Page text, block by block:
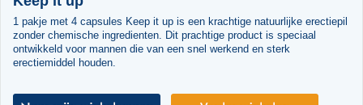
1 pakje met 4 capsules Keep it up is een krachtige natuurlijke erectiepil
zonder chemische ingredienten. Dit prachtige product is speciaal
ontwikkeld voor mannen die van een snel werkend en sterk
erectiemiddel houden.